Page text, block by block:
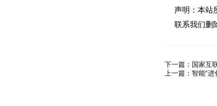
声明：本站
联系我们删
下一篇： 国家互
上一篇： 智能“进